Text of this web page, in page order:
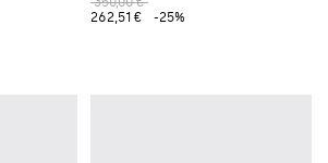
262,51 €
-25%